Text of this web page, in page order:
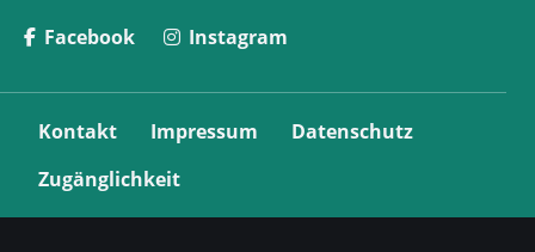
Facebook
Instagram
g
Kontakt Impressum
Datenschutz
Zugänglichkeit